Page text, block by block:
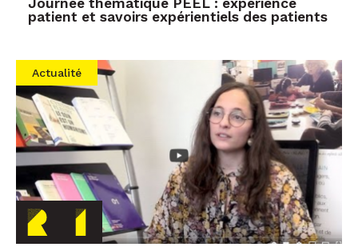
Journée thématique PEEL : expérience
patient et savoirs expérientiels des patients
Actualité